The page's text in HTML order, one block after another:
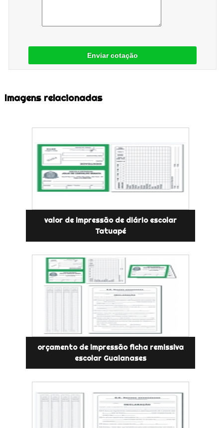
Enviar cotação
Imagens relacionadas
valor de impressão de diário escolar
Tatuapé
orçamento de impressão ficha remissiva
escolar Guaianases